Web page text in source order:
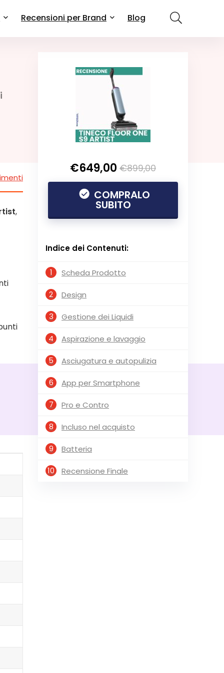
Recensioni per Brand Blog
€649,00 €899,00
COMPRALO
SUBITO
Indice dei Contenuti:
1 Scheda Prodotto
2 Design
3 Gestione dei Liquidi
4 Aspirazione e lavaggio
5 Asciugatura e autopulizia
6 App per Smartphone
7 Pro e Contro
8 Incluso nel acquisto
9 Batteria
10 Recensione Finale
,